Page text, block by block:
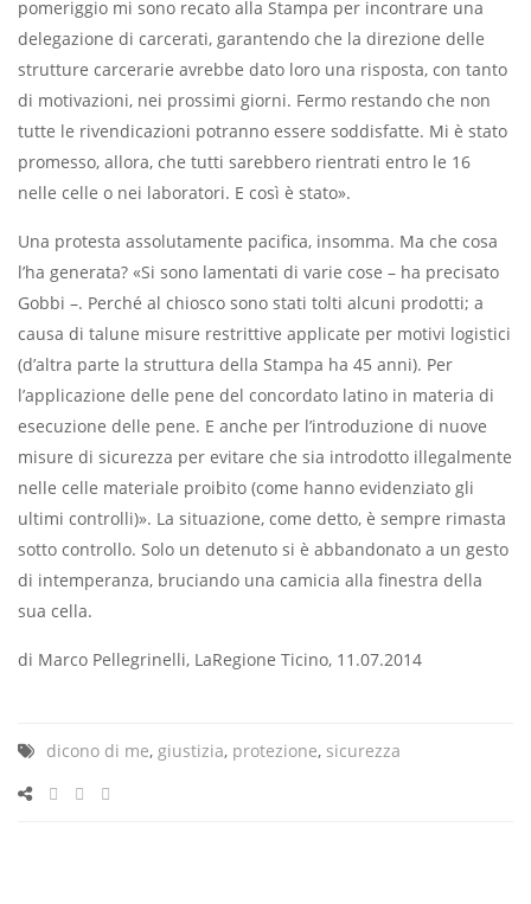
pomeriggio mi sono recato alla Stampa per incontrare una
delegazione di carcerati, garantendo che la direzione delle
strutture carcerarie avrebbe dato loro una risposta, con tanto
di motivazioni, nei prossimi giorni. Fermo restando che non
tutte le rivendicazioni potranno essere soddisfatte. Mi è stato
promesso, allora, che tutti sarebbero rientrati entro le 16
nelle celle o nei laboratori. E così è stato».
Una protesta assolutamente paciﬁca, insomma. Ma che cosa
l’ha generata? «Si sono lamentati di varie cose – ha precisato
Gobbi –. Perché al chiosco sono stati tolti alcuni prodotti; a
causa di talune misure restrittive applicate per motivi logistici
(d’altra parte la struttura della Stampa ha 45 anni). Per
l’applicazione delle pene del concordato latino in materia di
esecuzione delle pene. E anche per l’introduzione di nuove
misure di sicurezza per evitare che sia introdotto illegalmente
nelle celle materiale proibito (come hanno evidenziato gli
ultimi controlli)». La situazione, come detto, è sempre rimasta
sotto controllo. Solo un detenuto si è abbandonato a un gesto
di intemperanza, bruciando una camicia alla ﬁnestra della
sua cella.
di Marco Pellegrinelli, LaRegione Ticino, 11.07.2014
dicono di me, giustizia, protezione, sicurezza